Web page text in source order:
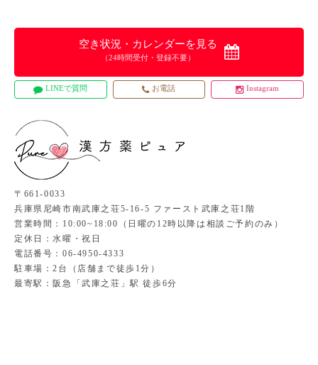
〒661-0033
兵庫県尼崎市南武庫之荘5-16-5 ファースト武庫之荘1階
営業時間：10:00~18:00（日曜の12時以降は相談ご予約のみ）
定休日：水曜・祝日
電話番号：06-4950-4333
駐車場：2台（店舗まで徒歩1分）
最寄駅：阪急「武庫之荘」駅 徒歩6分
空き状況・カレンダーを見る
（24時間受付・登録不要）
LINEで質問 お電話 Instagram